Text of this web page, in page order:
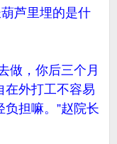
芦里埋的是什
，你后三个月
在外打工不容易
担嘛。”赵院长